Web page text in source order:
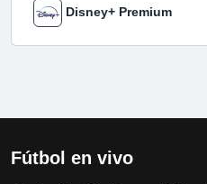
Disney+ Premium
Fútbol en vivo